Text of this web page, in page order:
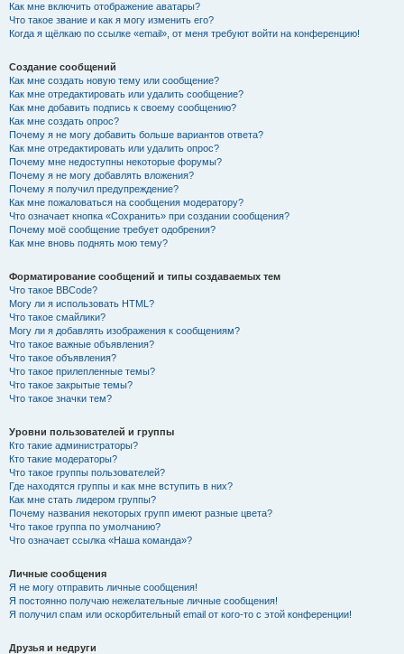
Как мне включить отображение аватары?
Что такое звание и как я могу изменить его?
Когда я щёлкаю по ссылке «email», от меня требуют войти на конференцию!
Создание сообщений
Как мне создать новую тему или сообщение?
Как мне отредактировать или удалить сообщение?
Как мне добавить подпись к своему сообщению?
Как мне создать опрос?
Почему я не могу добавить больше вариантов ответа?
Как мне отредактировать или удалить опрос?
Почему мне недоступны некоторые форумы?
Почему я не могу добавлять вложения?
Почему я получил предупреждение?
Как мне пожаловаться на сообщения модератору?
Что означает кнопка «Сохранить» при создании сообщения?
Почему моё сообщение требует одобрения?
Как мне вновь поднять мою тему?
Форматирование сообщений и типы создаваемых тем
Что такое BBCode?
Могу ли я использовать HTML?
Что такое смайлики?
Могу ли я добавлять изображения к сообщениям?
Что такое важные объявления?
Что такое объявления?
Что такое прилепленные темы?
Что такое закрытые темы?
Что такое значки тем?
Уровни пользователей и группы
Кто такие администраторы?
Кто такие модераторы?
Что такое группы пользователей?
Где находятся группы и как мне вступить в них?
Как мне стать лидером группы?
Почему названия некоторых групп имеют разные цвета?
Что такое группа по умолчанию?
Что означает ссылка «Наша команда»?
Личные сообщения
Я не могу отправить личные сообщения!
Я постоянно получаю нежелательные личные сообщения!
Я получил спам или оскорбительный email от кого-то с этой конференции!
Друзья и недруги